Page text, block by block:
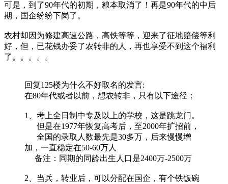
可是，到了90年代的初期，粮本取消了！再是90年代的中后
期，国企纷纷下岗了。
农村却因为修建高速公路，高铁等等，迎来了征地赔偿等利
好，但，已花钱办妥了农转非的人，再也享受不到这个福利
了。。。。。
回复125楼为什么不好取名的发言:
在80年代或者以前，想农转非，只有以下途径：
1、考上全日制中专及以上的学校，这是跳龙门。
但是在1977年恢复高考后，至2000年扩招前，
全国的录取人数最先是30多万，后来慢慢增
加，一直稳定在50-60万人
备注：同期的同龄出生人口是2400万-2500万
2、当兵，转业后，可以分配在国企，有个铁饭碗